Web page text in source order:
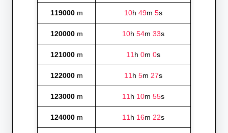
119000m 10h 49m 5s
120000m 10h 54m 33s
121000m 11h 0m 0s
122000m 11h 5m 27s
123000m 11h 10m 55s
124000m 11h 16m 22s